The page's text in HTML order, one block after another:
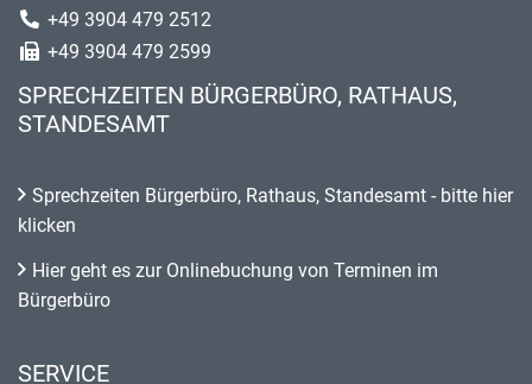
+49 3904 479 2512
+49 3904 479 2599
SPRECHZEITEN BÜRGERBÜRO, RATHAUS,
STANDESAMT
Sprechzeiten Bürgerbüro, Rathaus, Standesamt - bitte hier
klicken
Hier geht es zur Onlinebuchung von Terminen im
Bürgerbüro
SERVICE